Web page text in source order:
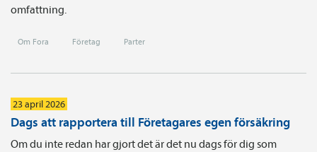
omfattning.
Om Fora Företag Parter
23 april 2026
Dags att rapportera till Företagares egen försäkring
Om du inte redan har gjort det är det nu dags för dig som